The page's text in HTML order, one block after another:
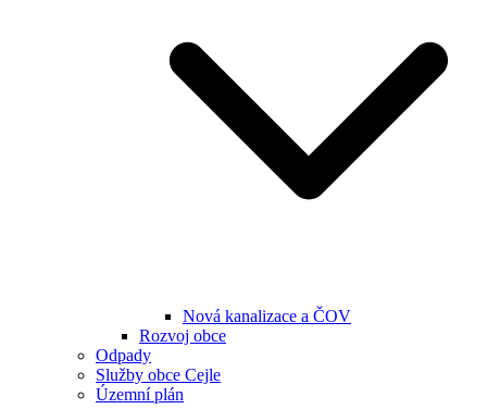
Nová kanalizace a ČOV
Rozvoj obce
Odpady
Služby obce Cejle
Územní plán